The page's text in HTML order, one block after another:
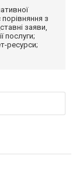
з
заяви,
послуги;
ресурси;